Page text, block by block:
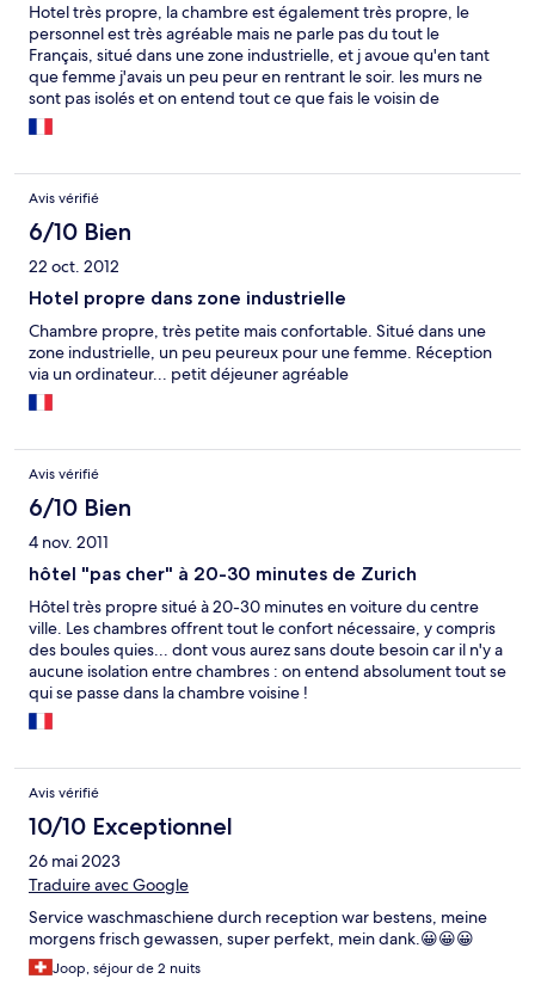
Hotel très propre, la chambre est également très propre, le
personnel est très agréable mais ne parle pas du tout le
Français, situé dans une zone industrielle, et j avoue qu'en tant
que femme j'avais un peu peur en rentrant le soir. les murs ne
sont pas isolés et on entend tout ce que fais le voisin de
chambre. hôtel à bon prix malgré tout.
Avis vérifié
6/10 Bien
22 oct. 2012
Hotel propre dans zone industrielle
Chambre propre, très petite mais confortable. Situé dans une
zone industrielle, un peu peureux pour une femme. Réception
via un ordinateur... petit déjeuner agréable
Avis vérifié
6/10 Bien
4 nov. 2011
hôtel "pas cher" à 20-30 minutes de Zurich
Hôtel très propre situé à 20-30 minutes en voiture du centre
ville. Les chambres offrent tout le confort nécessaire, y compris
des boules quies... dont vous aurez sans doute besoin car il n'y a
aucune isolation entre chambres : on entend absolument tout se
qui se passe dans la chambre voisine !
Avis vérifié
10/10 Exceptionnel
26 mai 2023
Traduire avec Google
Service waschmaschiene durch reception war bestens, meine
morgens frisch gewassen, super perfekt, mein dank.😀😀😀
Joop, séjour de 2 nuits